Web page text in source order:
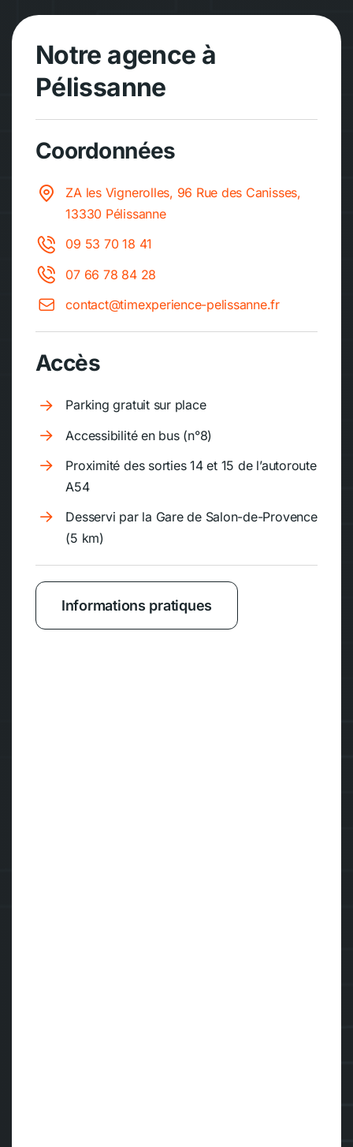
Notre agence à
Pélissanne
Coordonnées
ZA les Vignerolles, 96 Rue des Canisses,
13330 Pélissanne
09 53 70 18 41
07 66 78 84 28
contact@timexperience-pelissanne.fr
Accès
Parking gratuit sur place
Accessibilité en bus (n°8)
Proximité des sorties 14 et 15 de l’autoroute
A54
Desservi par la Gare de Salon-de-Provence
(5 km)
Informations pratiques